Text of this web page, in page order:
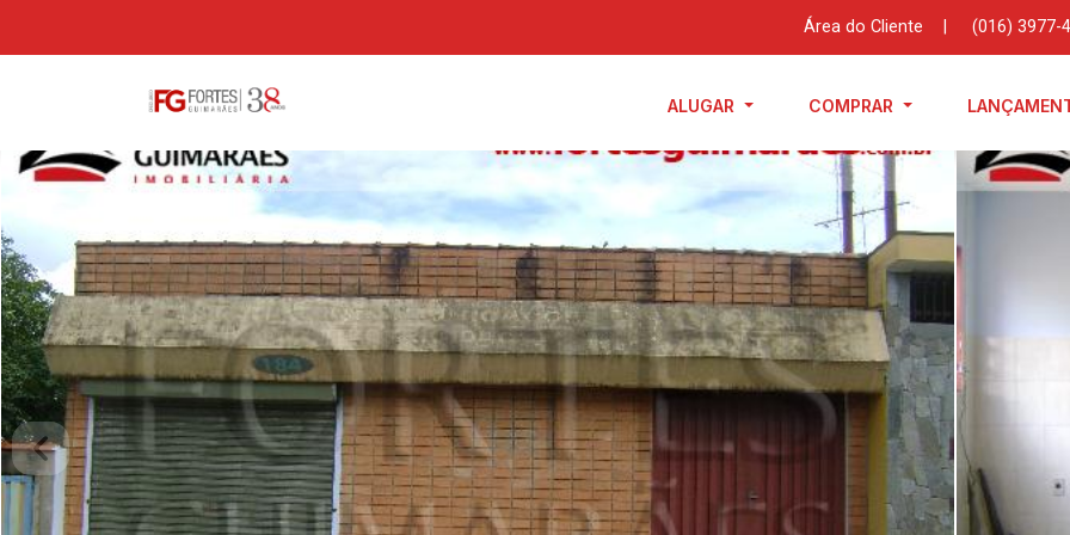
Área do Cliente (016) 3977-
ALUGAR COMPRAR